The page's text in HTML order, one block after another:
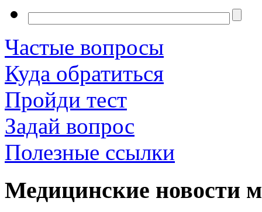
Частые вопросы
Куда обратиться
Пройди тест
Задай вопрос
Полезные ссылки
Медицинские новости